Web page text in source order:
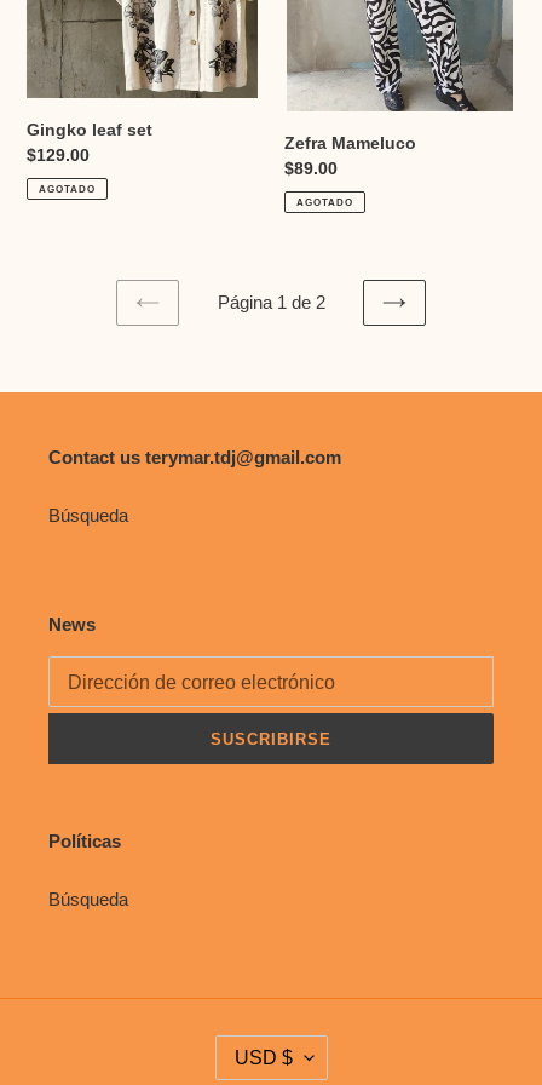
Gingko leaf set
Precio
habitual
$129.00
AGOTADO
Zefra Mameluco
Precio
habitual
$89.00
AGOTADO
PAGINA
Página 1 de 2
SIGUIENTE
Contact us terymar.tdj@gmail.com
Búsqueda
News
SUSCRIBIRSE
Políticas
Búsqueda
M
USD $